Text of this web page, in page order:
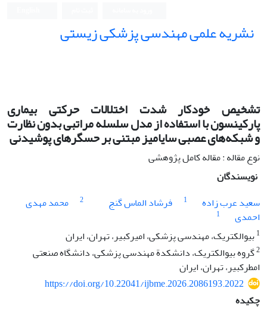
نشریه علمی مهندسی پزشکی زیستی
تشخیص خودکار شدت اختلالات حرکتی بیماری
پارکینسون با استفاده از مدل سلسله‌ مراتبی بدون‌ نظارت
و شبکه‌های عصبی سایامیز مبتنی بر حسگرهای پوشیدنی
نوع مقاله : مقاله کامل پژوهشی
نویسندگان
سعید عرب زاده
1 فرشاد الماس گنج 2
محمد مهدی
احمدی
1
1بیوالکتریک، مهندسی پزشکی، امیرکبیر، تهران، ایران
2گروه بیوالکتریک، دانشکدة مهندسی پزشکی، دانشگاه صنعتی
امطرکبیر، تهران، ایران
https://doi.org/10.22041/ijbme.2026.2086193.2022
چکیده